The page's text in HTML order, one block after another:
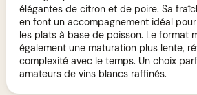
élégantes de citron et de poire. Sa
en font un accompagnement idéal
les plats à base de poisson. Le format
également une maturation plus lente,
complexité avec le temps. Un choix
amateurs de vins blancs raffinés.